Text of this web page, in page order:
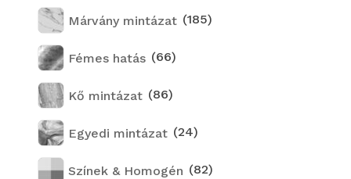
Márvány mintázat (185)
Fémes hatás (66)
Kő mintázat (86)
Egyedi mintázat (24)
Színek & Homogén (82)